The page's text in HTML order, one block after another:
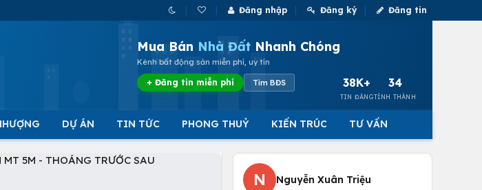
Đăng nhập Đăng ký Đăng tin
Mua Bán Nhà Đất Nhanh Chóng
Kênh bất động sản miễn phí, uy tín
+ Đăng tin miễn phí Tìm BĐS 38K+
TIN ĐĂNG
34
TỈNH THÀNH
DỰ ÁN TIN TỨC PHONG THUỶ KIẾN TRÚC TƯ VẤN
N Nguyễn Xuân Triệu